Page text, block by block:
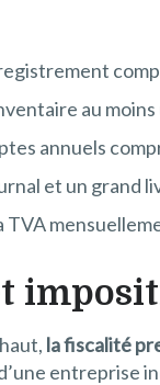
au
annuels
et un grand
TVA
la fiscalité
entreprise